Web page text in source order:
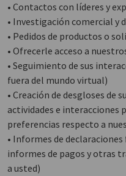
• Contactos con líderes y
• Investigación comercial y
• Pedidos de productos o
• Ofrecerle acceso a
• Seguimiento de sus
fuera del mundo virtual)
• Creación de desgloses de
actividades e interacciones
preferencias respecto a
• Informes de
informes de pagos y otras
a usted)